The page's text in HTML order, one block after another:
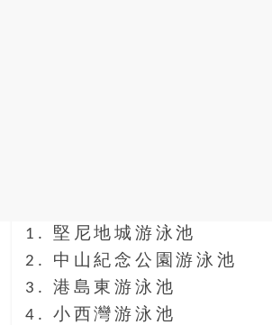
1. 堅尼地城游泳池
2. 中山紀念公園游泳池
3. 港島東游泳池
4. 小西灣游泳池